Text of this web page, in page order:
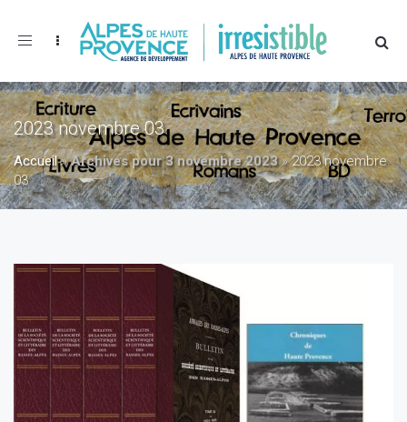
Toggle
2023 novembre 03
Accueil»Archives pour 3 novembre 2023»2023 novembre
03